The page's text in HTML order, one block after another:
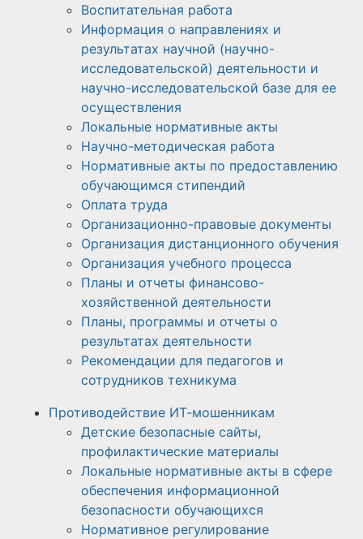
Воспитательная работа
Информация о направлениях и
результатах научной (научно-
исследовательской) деятельности и
научно-исследовательской базе для ее
осуществления
Локальные нормативные акты
Научно-методическая работа​​
Нормативные акты по предоставлению
обучающимся стипендий
Оплата труда
Организационно-правовые документы
Организация дистанционного обучения
Организация учебного процесса
Планы и отчеты финансово-
хозяйственной деятельности
Планы, программы и отчеты о
результатах деятельности
Рекомендации для педагогов и
сотрудников техникума
Противодействие ИТ-мошенникам
Детские безопасные сайты,
профилактические материалы
Локальные нормативные акты в сфере
обеспечения информационной
безопасности обучающихся
Нормативное регулирование